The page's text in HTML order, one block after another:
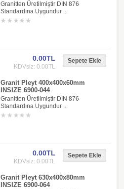
Granitten Üretilmiştir DIN 876
Standardına Uygundur ..
0.00TL
KDVsiz: 0.00TL
Granit Pleyt 400x400x60mm
INSIZE 6900-044
Granitten Üretilmiştir DIN 876
Standardına Uygundur ..
0.00TL
KDVsiz: 0.00TL
Granit Pleyt 630x400x80mm
INSIZE 6900-064